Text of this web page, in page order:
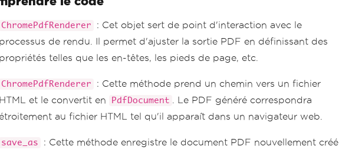
ChromePdfRenderer
: Cet objet sert de point d'interaction avec le
processus de rendu. Il permet d'ajuster la sortie PDF en définissant des
propriétés telles que les en-têtes, les pieds de page, etc.
ChromePdfRenderer
: Cette méthode prend un chemin vers un fichier
HTML et le convertit en
PdfDocument
. Le PDF généré correspondra
étroitement au fichier HTML tel qu'il apparaît dans un navigateur web.
save_as
: Cette méthode enregistre le document PDF nouvellement créé